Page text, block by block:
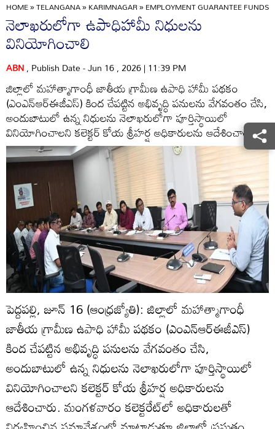
HOME»TELANGANA»KARIMNAGAR»EMPLOYMENT GUARANTEE FUNDS
నెలాఖరులోగా ఉపాధిహామీ నిధులను
వినియోగించాలి
ABN, Publish Date - Jun 16 , 2026 | 11:39 PM
జిల్లాలో మహాత్మాగాంధీ జాతీయ గ్రామీణ ఉపాధి హామీ పథకం
(ఎంఎన్‌ఆర్‌ఈజీఎస్‌) కింద చేపట్టిన అభివృద్ధి పనులను వేగవంతం చేసి,
అందుబాటులో ఉన్న నిధులను నెలాఖరులోగా పూర్తిస్థాయిలో
వినియోగించాలని కలెక్టర్‌ కోయ శ్రీహర్ష అధికారులను ఆదేశించారు.
పెద్దపల్లి, జూన్‌ 16 (ఆంధ్రజ్యోతి): జిల్లాలో మహాత్మాగాంధీ
జాతీయ గ్రామీణ ఉపాధి హామీ పథకం (ఎంఎన్‌ఆర్‌ఈజీఎస్‌)
కింద చేపట్టిన అభివృద్ధి పనులను వేగవంతం చేసి,
అందుబాటులో ఉన్న నిధులను నెలాఖరులోగా పూర్తిస్థాయిలో
వినియోగించాలని కలెక్టర్‌ కోయ శ్రీహర్ష అధికారులను
ఆదేశించారు. మంగళవారం కలెక్టరేట్‌లో అధికారులతో